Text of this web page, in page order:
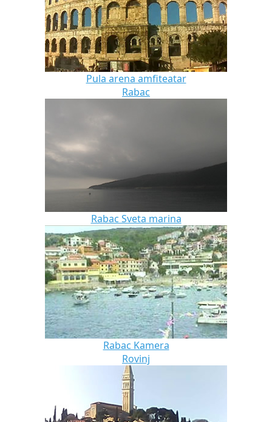
Pula arena amfiteatar
Rabac
Rabac Sveta marina
Rabac Kamera
Rovinj